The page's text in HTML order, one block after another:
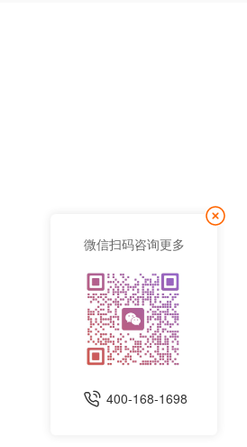
微信扫码咨询更多
400-168-1698